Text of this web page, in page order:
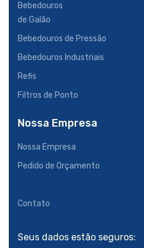
Bebedouros
de Galão
Bebedouros de Pressão
Bebedouros Industriais
Refis
Filtros de Ponto
Nossa Empresa
Nossa Empresa
Pedido de Orçamento
Contato
Seus dados estão seguros: